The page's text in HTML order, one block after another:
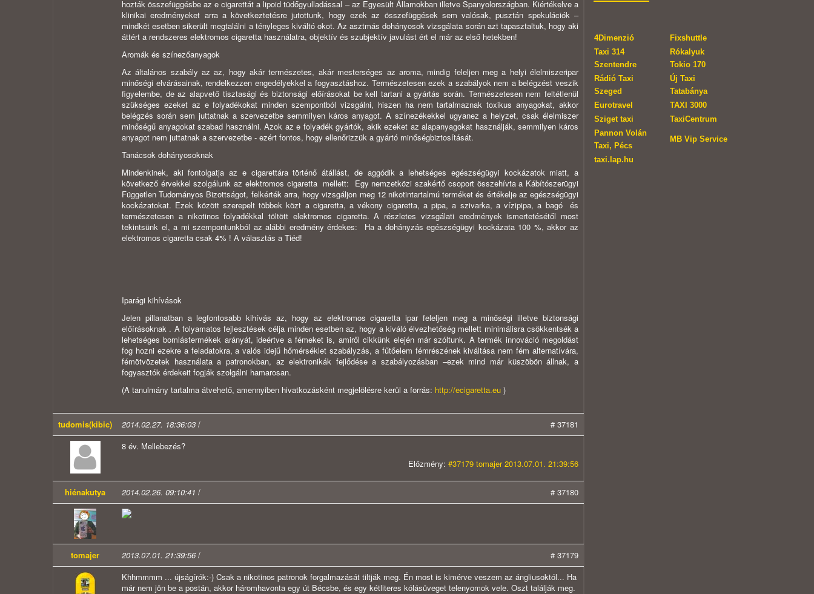
hozták összefüggésbe az e cigarettát a lipoid tüdőgyulladással – az Egyesült Államokban illetve Spanyolországban. Kiértékelve a
klinikai eredményeket arra a következtetésre jutottunk, hogy ezek az összefüggések sem valósak, pusztán spekulációk –
mindkét esetben sikerült megtalálni a tényleges kiváltó okot. Az asztmás dohányosok vizsgálata során azt tapasztaltuk, hogy aki
áttért a rendszeres elektromos cigaretta használatra, objektív és szubjektív javulást ért el már az első hetekben!
Aromák és színezőanyagok
Az általános szabály az az, hogy akár természetes, akár mesterséges az aroma, mindig feleljen meg a helyi élelmiszeripar
minőségi elvárásainak, rendelkezzen engedélyekkel a fogyasztáshoz. Természetesen ezek a szabályok nem a belégzést veszik
figyelembe, de az alapvető tisztasági és biztonsági előírásokat be kell tartani a gyártás során. Természetesen nem feltétlenül
szükséges ezeket az e folyadékokat minden szempontból vizsgálni, hiszen ha nem tartalmaznak toxikus anyagokat, akkor
belégzés során sem juttatnak a szervezetbe semmilyen káros anyagot. A színezékekkel ugyanez a helyzet, csak élelmiszer
minőségű anyagokat szabad használni. Azok az e folyadék gyártók, akik ezeket az alapanyagokat használják, semmilyen káros
anyagot nem juttatnak a szervezetbe - ezért fontos, hogy ellenőrizzük a gyártó minőségbiztosítását.
Tanácsok dohányosoknak
Mindenkinek, aki fontolgatja az e cigarettára történő átállást, de aggódik a lehetséges egészségügyi kockázatok miatt, a
következő érvekkel szolgálunk az elektromos cigaretta mellett: Egy nemzetközi szakértő csoport összehívta a Kábítószerügyi
Független Tudományos Bizottságot, felkérték arra, hogy vizsgáljon meg 12 nikotintartalmú terméket és értékelje az egészségügyi
kockázatokat. Ezek között szerepelt többek közt a cigaretta, a vékony cigaretta, a pipa, a szivarka, a vízipipa, a bagó és
természetesen a nikotinos folyadékkal töltött elektromos cigaretta. A részletes vizsgálati eredmények ismertetésétől most
tekintsünk el, a mi szempontunkból az alábbi eredmény érdekes: Ha a dohányzás egészségügyi kockázata 100 %, akkor az
elektromos cigaretta csak 4% ! A választás a Tiéd!
Iparági kihívások
Jelen pillanatban a legfontosabb kihívás az, hogy az elektromos cigaretta ipar feleljen meg a minőségi illetve biztonsági
előírásoknak . A folyamatos fejlesztések célja minden esetben az, hogy a kiváló élvezhetőség mellett minimálisra csökkentsék a
lehetséges bomlástermékek arányát, ideértve a fémeket is, amiről cikkünk elején már szóltunk. A termék innováció megoldást
fog hozni ezekre a feladatokra, a valós idejű hőmérséklet szabályzás, a fűtőelem fémrészének kiváltása nem fém alternatívára,
fémötvözetek használata a patronokban, az elektronikák fejlődése a szabályozásban –ezek mind már küszöbön állnak, a
fogyasztók érdekeit fogják szolgálni hamarosan.
(A tanulmány tartalma átvehető, amennyiben hivatkozásként megjelölésre kerül a forrás: http://ecigaretta.eu )
tudomis(kibic) 2014.02.27. 18:36:03 /
# 37181
8 év. Mellebezés?
Előzmény: #37179 tomajer 2013.07.01. 21:39:56
hiénakutya 2014.02.26. 09:10:41 / # 37180
tomajer 2013.07.01. 21:39:56/
# 37179
Khhmmmm ... újságírók:-) Csak a nikotinos patronok forgalmazását tiltják meg. Én most is kimérve veszem az ángliusoktól... Ha
már nem jön be a postán, akkor háromhavonta egy út Bécsbe, és egy kétliteres kólásüveget telenyomok vele. Oszt találják meg.
4Dimenzió
Fixshuttle
Taxi 314
Szentendre
Rókalyuk
Tokio 170
Rádió Taxi
Szeged
Új Taxi
Tatabánya
Eurotravel
TAXI 3000
Sziget taxi
TaxiCentrum
Pannon Volán
Taxi, Pécs
MB Vip Service
taxi.lap.hu